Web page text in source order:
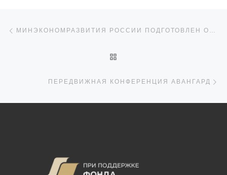
Навигация по записям МИНЭКОНОМРАЗВИТИЯ РОССИИ ПОДГОТОВЛЕН ОТЧЕТ О БЛАГОТВОРИТЕЛЬНОСТИ В РЕГИОНАХ ЗА 2021-2022 ГОДЫ
ПЕРЕДВИЖНАЯ КОНФЕРЕНЦИЯ АВАНГАРД